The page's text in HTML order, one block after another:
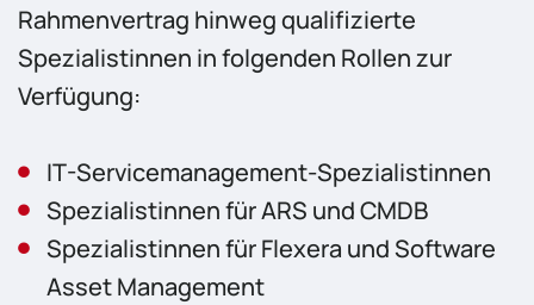
Rahmenvertrag hinweg qualifizierte
Spezialistinnen in folgenden Rollen zur
Verfügung:
IT-Servicemanagement-Spezialistinnen
Spezialistinnen für ARS und CMDB
Spezialistinnen für Flexera und Software
Asset Management